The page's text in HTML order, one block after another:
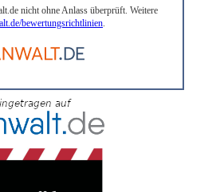
nicht ohne Anlass überprüft. Weitere
bewertungsrichtlinien.